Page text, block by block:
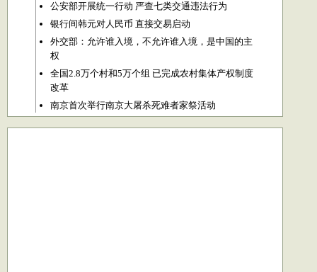
公安部开展统一行动 严查七类交通违法行为
银行间韩元对人民币 直接交易启动
外交部：允许谁入境，不允许谁入境，是中国的主
权
全国2.8万个村和5万个组 已完成农村集体产权制度
改革
南京首次举行南京大屠杀死难者家祭活动